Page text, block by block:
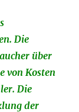
Die
über
von Kosten
Die
der